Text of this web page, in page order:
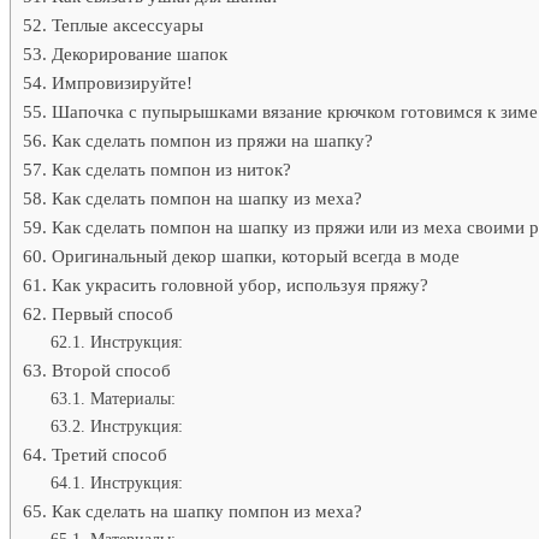
Теплые аксессуары
Декорирование шапок
Импровизируйте!
Шапочка с пупырышками вязание крючком готовимся к зиме
Как сделать помпон из пряжи на шапку?
Как сделать помпон из ниток?
Как сделать помпон на шапку из меха?
Как сделать помпон на шапку из пряжи или из меха своими
Оригинальный декор шапки, который всегда в моде
Как украсить головной убор, используя пряжу?
Первый способ
Инструкция:
Второй способ
Материалы:
Инструкция:
Третий способ
Инструкция:
Как сделать на шапку помпон из меха?